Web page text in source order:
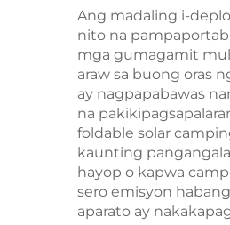
Ang madaling i-
nito na
mga gumagamit
araw sa buong oras
ay nagpapabawas
na
foldable solar
kaunting
hayop o kapwa
sero emisyon
aparato ay